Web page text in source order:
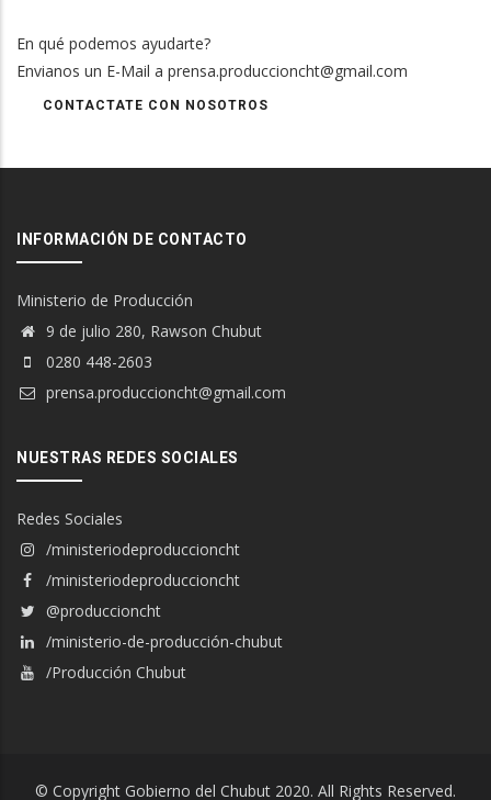
En qué podemos ayudarte?
Envianos un E-Mail a prensa.produccioncht@gmail.com
CONTACTATE CON NOSOTROS
INFORMACIÓN DE CONTACTO
Ministerio de Producción
9 de julio 280, Rawson Chubut
0280 448-2603
prensa.produccioncht@gmail.com
NUESTRAS REDES SOCIALES
Redes Sociales
/ministeriodeproduccioncht
/ministeriodeproduccioncht
@produccioncht
/ministerio-de-producción-chubut
/Producción Chubut
© Copyright Gobierno del Chubut 2020. All Rights Reserved.